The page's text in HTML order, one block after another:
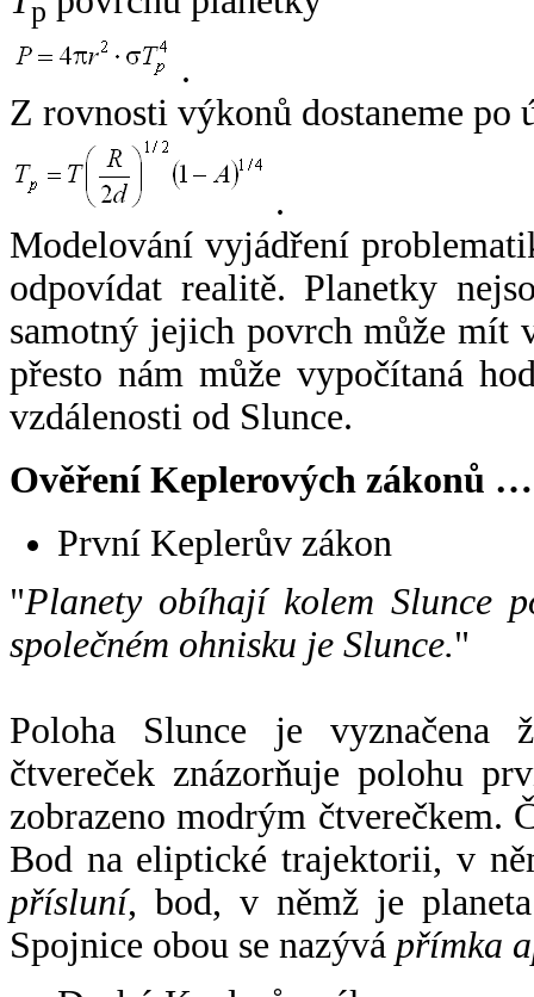
p
.
Z rovnosti výkonů dostaneme po
.
Modelování vyjádření
odpovídat realitě. Planetky
samotný jejich povrch může mít
přesto nám může vypočítaná
vzdálenosti od Slunce.
Ověření Keplerových zákonů …
První Keplerův zákon
"Planety obíhají kolem Slunce
společném ohnisku je Slunce."
Poloha Slunce je vyznačena
čtvereček znázorňuje polohu
zobrazeno modrým čtverečkem.
Bod na eliptické trajektorii, v
přísluní, bod, v němž je
Spojnice obou se nazývá přímka